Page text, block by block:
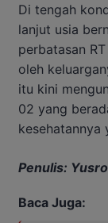
Di tengah
lanjut usia
perbatasan
oleh
itu kini
02 yang
kesehatannya
Penulis: Yusro
Baca Juga: